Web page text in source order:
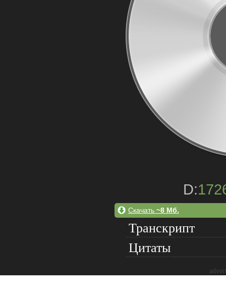
D:
Скачать ~8 Мб.
Транскрипт
Цитаты